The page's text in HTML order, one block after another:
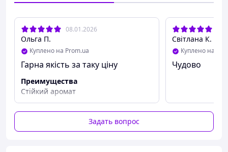
08.01.2026
Ольга П.
Куплено на Prom.ua
Гарна якість за таку ціну
Преимущества
Стійкий аромат
Світлана К.
Куплено на
Чудово
Задать вопрос